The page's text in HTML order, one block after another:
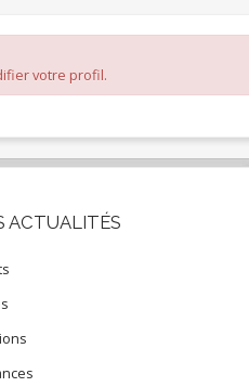
votre profil.
ACTUALITÉS